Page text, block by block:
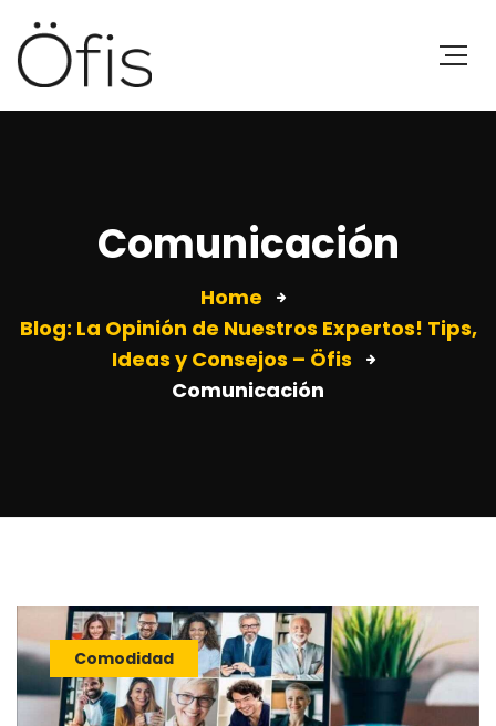
Comunicación
Home
Blog: La Opinión de Nuestros Expertos! Tips,
Ideas y Consejos – Öfis
Comunicación
Comodidad